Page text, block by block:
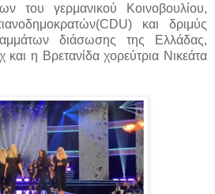
του γερμανικού Κοινοβουλίου,
και δριμύς
διάσωσης της Ελλάδας,
η Βρετανίδα χορεύτρια Νικεάτα